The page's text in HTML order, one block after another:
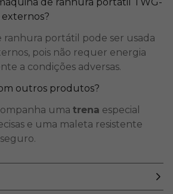
externos?
ranhura portátil pode ser usada
pois não requer energia
a condições adversas.
outros produtos?
uma trena especial
e uma maleta resistente